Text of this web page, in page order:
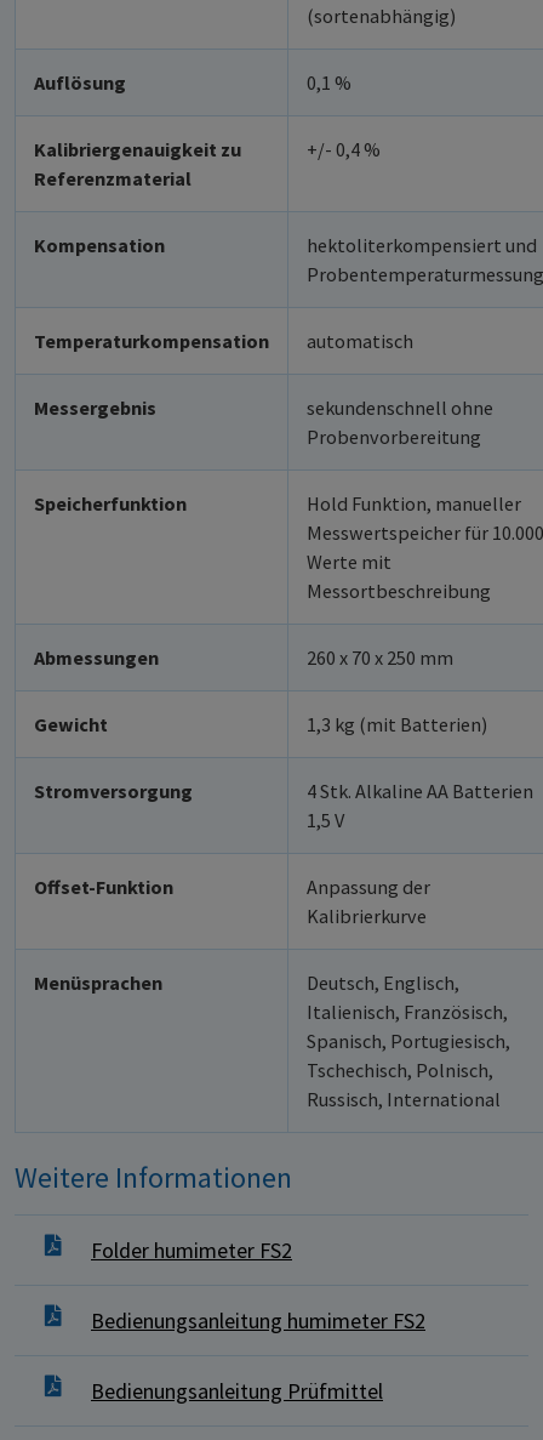
(sortenabhängig)
Auflösung 0,1 %
Kalibriergenauigkeit zu
Referenzmaterial
+/- 0,4 %
Kompensation
hektoliterkompensiert und
Probentemperaturmessung
Temperaturkompensation automatisch
Messergebnis
sekundenschnell ohne
Probenvorbereitung
Speicherfunktion
Hold Funktion, manueller
Messwertspeicher für 10.000
Werte mit
Messortbeschreibung
Abmessungen 260 x 70 x 250 mm
Gewicht 1,3 kg (mit Batterien)
Stromversorgung
4 Stk. Alkaline AA Batterien
1,5 V
Offset-Funktion
Anpassung der
Kalibrierkurve
Menüsprachen
Deutsch, Englisch,
Italienisch, Französisch,
Spanisch, Portugiesisch,
Tschechisch, Polnisch,
Russisch, International
Weitere Informationen
Folder humimeter FS2
Bedienungsanleitung humimeter FS2
Bedienungsanleitung Prüfmittel